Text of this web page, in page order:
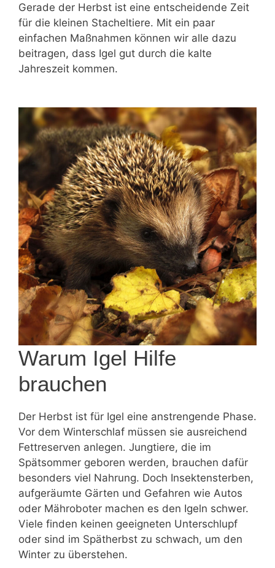
Gerade der Herbst ist eine entscheidende Zeit
für die kleinen Stacheltiere. Mit ein paar
einfachen Maßnahmen können wir alle dazu
beitragen, dass Igel gut durch die kalte
Jahreszeit kommen.
Warum Igel Hilfe
brauchen
Der Herbst ist für Igel eine anstrengende Phase.
Vor dem Winterschlaf müssen sie ausreichend
Fettreserven anlegen. Jungtiere, die im
Spätsommer geboren werden, brauchen dafür
besonders viel Nahrung. Doch Insektensterben,
aufgeräumte Gärten und Gefahren wie Autos
oder Mähroboter machen es den Igeln schwer.
Viele finden keinen geeigneten Unterschlupf
oder sind im Spätherbst zu schwach, um den
Winter zu überstehen.